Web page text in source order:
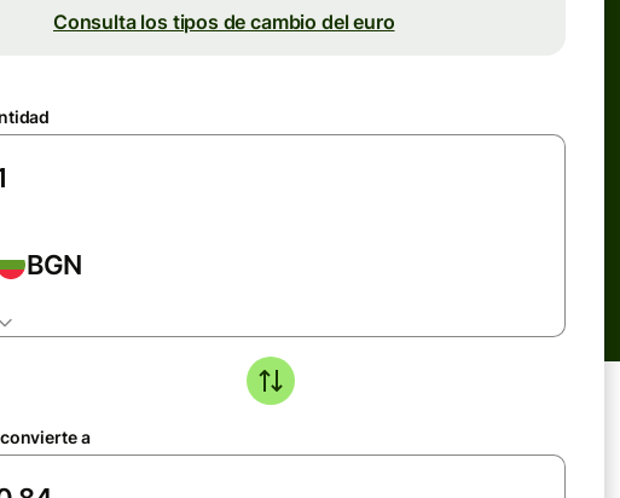
Consulta los tipos de cambio del euro
BGN
a